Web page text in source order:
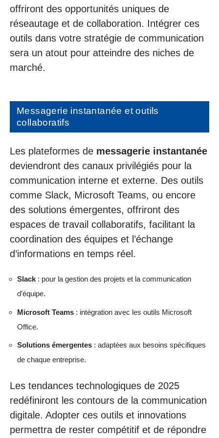
offriront des opportunités uniques de
réseautage et de collaboration. Intégrer ces
outils dans votre stratégie de communication
sera un atout pour atteindre des niches de
marché.
Messagerie instantanée et outils
collaboratifs
Les plateformes de messagerie instantanée
deviendront des canaux privilégiés pour la
communication interne et externe. Des outils
comme Slack, Microsoft Teams, ou encore
des solutions émergentes, offriront des
espaces de travail collaboratifs, facilitant la
coordination des équipes et l’échange
d’informations en temps réel.
Slack : pour la gestion des projets et la communication
d’équipe.
Microsoft Teams : intégration avec les outils Microsoft
Office.
Solutions émergentes : adaptées aux besoins spécifiques
de chaque entreprise.
Les tendances technologiques de 2025
redéfiniront les contours de la communication
digitale. Adopter ces outils et innovations
permettra de rester compétitif et de répondre